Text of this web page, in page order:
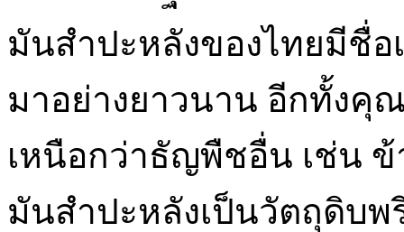
มันสำปะหลังของไทยมีชื่
มาอย่างยาวนาน อีกทั้งคุ
เหนือกว่าธัญพืชอื่น เช่น ข้
มันสำปะหลังเป็นวัตถุดิบ